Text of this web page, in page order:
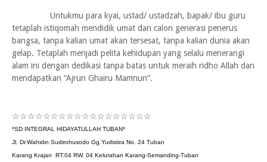
Untukmu para kyai, ustad/ ustadzah, bapak/ ibu guru
tetaplah istiqomah mendidik umat dan calon generasi penerus
bangsa, tanpa kalian umat akan tersesat, tanpa kalian dunia akan
gelap. Tetaplah menjadi pelita kehidupan yang selalu menerangi
alam ini dengan dedikasi tanpa batas untuk meraih ridho Allah dan
mendapatkan “Ajrun Ghairu Mamnun”.
☆☆☆☆☆☆☆☆☆☆☆☆☆☆☆☆☆☆
*SD INTEGRAL HIDAYATULLAH TUBAN*
Jl. Dr.Wahidin Sudirohusodo Gg.Yudistira No. 24 Tuban
Karang Krajan  RT.04 RW. 04 Kelurahan Karang-Semanding-Tuban